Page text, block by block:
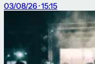
03/08/26 · 15:15